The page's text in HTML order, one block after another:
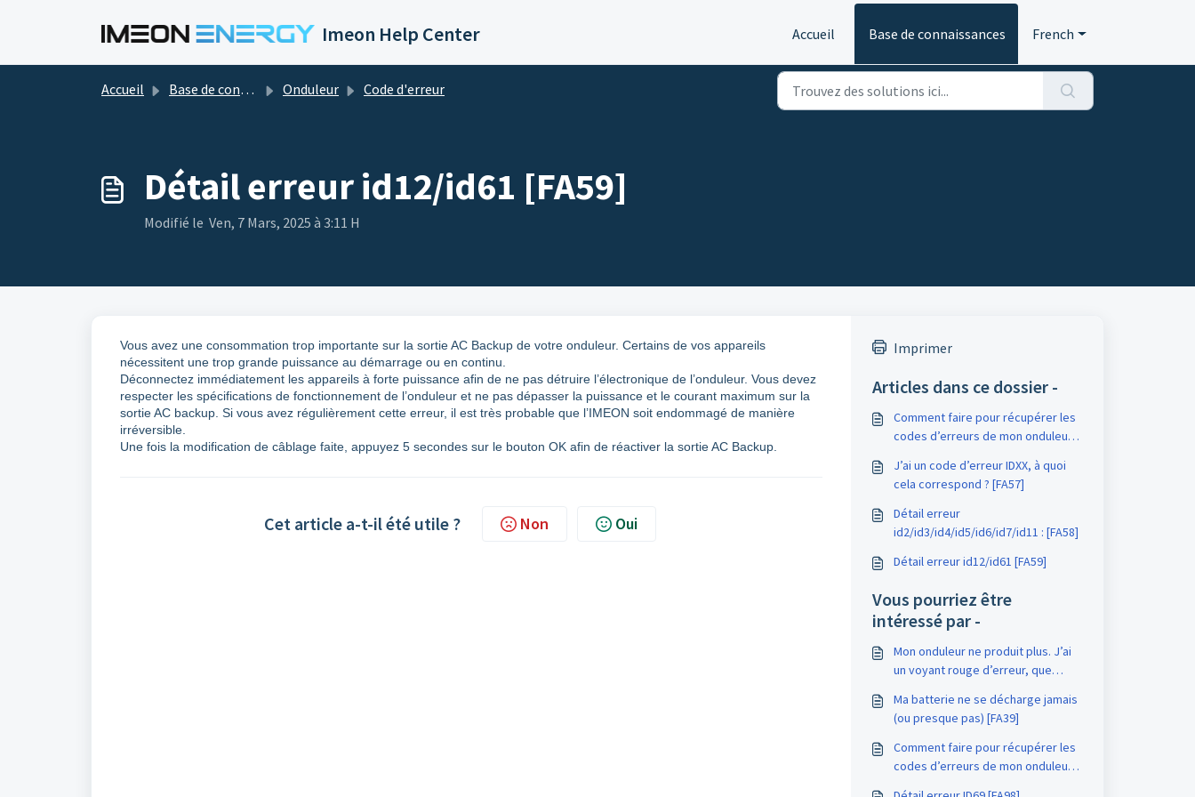
Imeon Help Center Accueil Base de connaissances French
Accueil Base de connaissances Onduleur Code d'erreur
Détail erreur id12/id61 [FA59]
Modifié le Ven, 7 Mars, 2025 à 3:11 H
Vous avez une consommation trop importante sur la sortie AC Backup de votre onduleur. Certains de vos appareils
nécessitent une trop grande puissance au démarrage ou en continu.
Déconnectez immédiatement les appareils à forte puissance afin de ne pas détruire l’électronique de l’onduleur. Vous devez
respecter les spécifications de fonctionnement de l’onduleur et ne pas dépasser la puissance et le courant maximum sur la
sortie AC backup. Si vous avez régulièrement cette erreur, il est très probable que l’IMEON soit endommagé de manière
irréversible.
Une fois la modification de câblage faite, appuyez 5 secondes sur le bouton OK afin de réactiver la sortie AC Backup.
Cet article a-t-il été utile ? Non Oui
Imprimer
Articles dans ce dossier -
Comment faire pour récupérer les
codes d’erreurs de mon onduleur ?
J’ai un code d’erreur IDXX, à quoi
cela correspond ? [FA57]
Détail erreur
id2/id3/id4/id5/id6/id7/id11 : [FA58]
Détail erreur id12/id61 [FA59]
Vous pourriez être
intéressé par -
Mon onduleur ne produit plus. J’ai
un voyant rouge d’erreur, que
Ma batterie ne se décharge jamais
(ou presque pas) [FA39]
Comment faire pour récupérer les
codes d’erreurs de mon onduleur ?